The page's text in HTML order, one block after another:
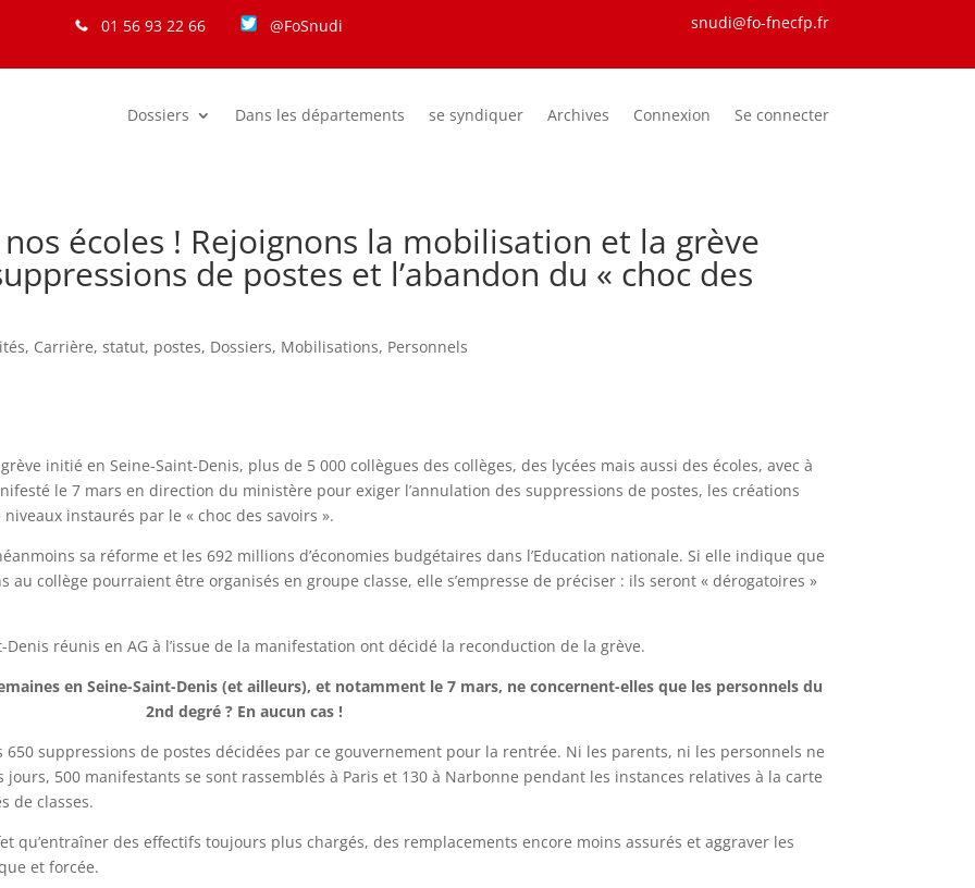
01 56 93 22 66 @FoSnudi snudi@fo-fnecfp.fr
Dossiers Dans les départements se syndiquer Archives Connexion Se connecter
écoles ! Rejoignons la mobilisation et la grève
de postes et l’abandon du « choc des
, Carrière, statut, postes, Dossiers, Mobilisations, Personnels
initié en Seine-Saint-Denis, plus de 5 000 collègues des collèges, des lycées mais aussi des écoles, avec à
le 7 mars en direction du ministère pour exiger l’annulation des suppressions de postes, les créations
instaurés par le « choc des savoirs ».
sa réforme et les 692 millions d’économies budgétaires dans l’Education nationale. Si elle indique que
au collège pourraient être organisés en groupe classe, elle s’empresse de préciser : ils seront « dérogatoires »
Denis réunis en AG à l’issue de la manifestation ont décidé la reconduction de la grève.
en Seine-Saint-Denis (et ailleurs), et notamment le 7 mars, ne concernent-elles que les personnels du
2nd degré ? En aucun cas !
suppressions de postes décidées par ce gouvernement pour la rentrée. Ni les parents, ni les personnels ne
jours, 500 manifestants se sont rassemblés à Paris et 130 à Narbonne pendant les instances relatives à la carte
de classes.
qu’entraîner des effectifs toujours plus chargés, des remplacements encore moins assurés et aggraver les
et forcée.